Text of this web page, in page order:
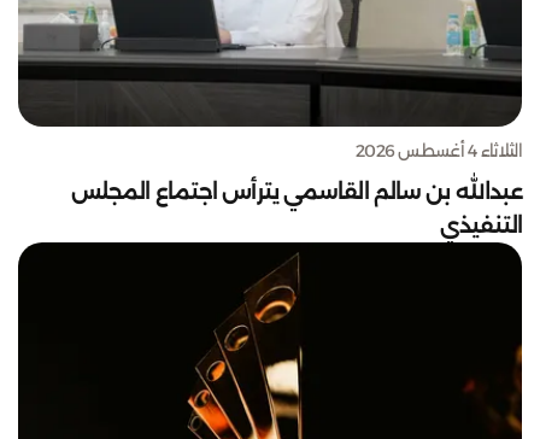
الثلاثاء 4 أغسطس 2026
عبدالله بن سالم القاسمي يترأس اجتماع المجلس
التنفيذي